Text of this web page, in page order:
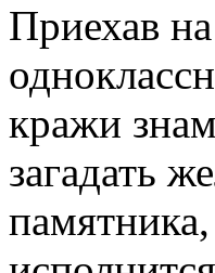
Приехав
кражи
загадать